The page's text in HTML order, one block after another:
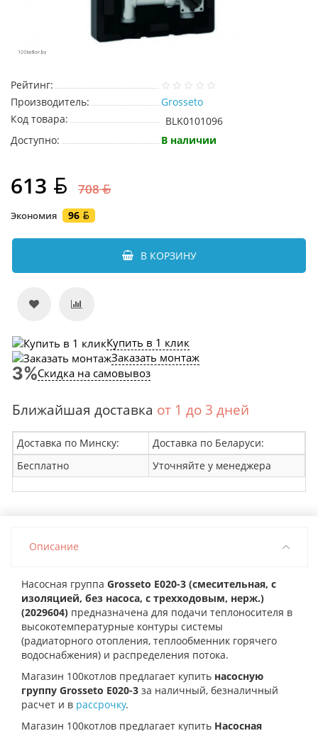
Рейтинг:
Производитель:
Grosseto
Код товара:
BLK0101096
Доступно:
В наличии
613 708
Экономия 96
В КОРЗИНУ
Купить в 1 клик
Заказать монтаж
Скидка на самовывоз
Ближайшая доставка от 1 до 3 дней
Доставка по Минску:
Доставка по Беларуси:
Бесплатно
Уточняйте у менеджера
Описание
Насосная группа Grosseto E020-3 (смесительная, с
изоляцией, без насоса, c трехходовым, нерж.)
(2029604) предназначена для подачи теплоносителя в
высокотемпературные контуры системы
(радиаторного отопления, теплообменник горячего
водоснабжения) и распределения потока.
Магазин 100котлов предлагает купить насосную
группу Grosseto E020-3 за наличный, безналичный
расчет и в рассрочку.
Магазин 100котлов предлагает купить Насосная